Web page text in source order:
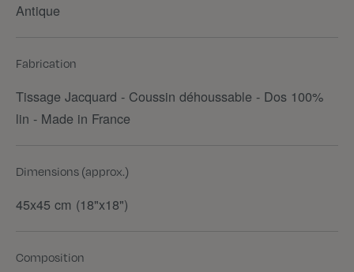
Antique
Fabrication
Tissage Jacquard - Coussin déhoussable - Dos 100%
lin - Made in France
Dimensions (approx.)
45x45 cm (18"x18")
Composition